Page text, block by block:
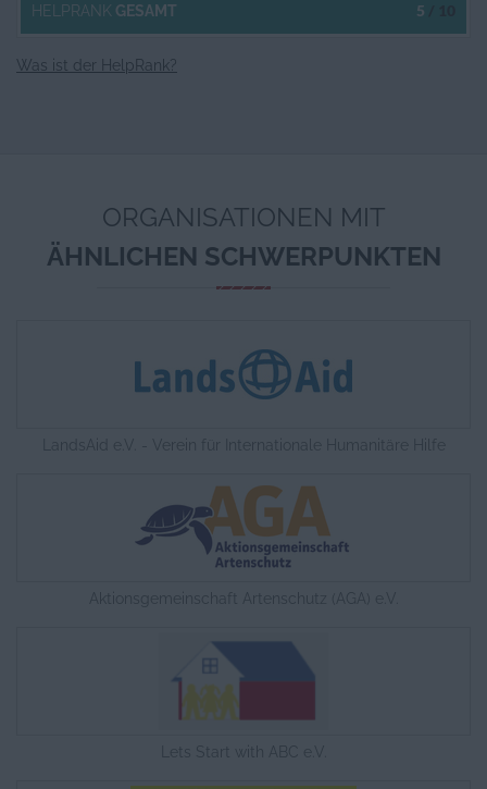
HELPRANK GESAMT 5
Was ist der HelpRank?
ORGANISATIONEN MIT
ÄHNLICHEN SCHWERPUNKTEN
LandsAid e.V. - Verein für Internationale Humanitäre Hilfe
Aktionsgemeinschaft Artenschutz (AGA) e.V.
Lets Start with ABC e.V.